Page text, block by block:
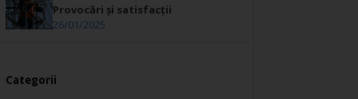
Provocări și satisfacții
26/01/2025
Categorii